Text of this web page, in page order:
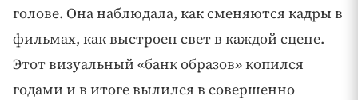
голове. Она наблюдала, как сменяются кадры в
фильмах, как выстроен свет в каждой сцене.
Этот визуальный «банк образов» копился
годами и в итоге вылился в совершенно